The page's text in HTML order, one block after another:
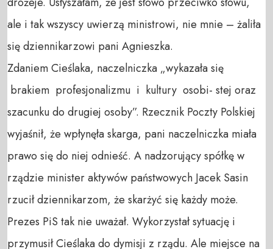
ale i tak wszyscy uwierzą ministrowi, nie mnie – żaliła
się dziennikarzowi pani Agnieszka.
Zdaniem Cieślaka, naczelniczka „wykazała się
brakiem profesjonalizmu i kultury osobi- stej oraz
szacunku do drugiej osoby”. Rzecznik Poczty Polskiej
wyjaśnił, że wpłynęła skarga, pani naczelniczka miała
prawo się do niej odnieść. A nadzorujący spółkę w
rządzie minister aktywów państwowych Jacek Sasin
rzucił dziennikarzom, że skarżyć się każdy może.
Prezes PiS tak nie uważał. Wykorzystał sytuację i
przymusił Cieślaka do dymisji z rządu. Ale miejsce na